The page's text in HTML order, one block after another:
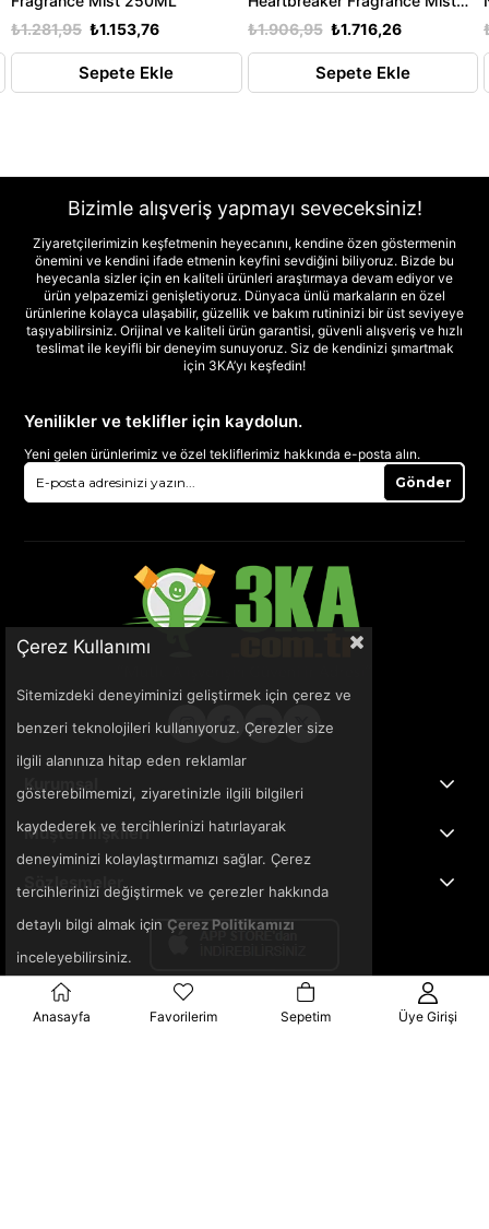
₺1.153,76
₺1.281,95
Sepete Ekle
250ML
₺1.716,26
₺1.906,95
Sepete Ekle
Bizimle alışveriş yapmayı seveceksiniz!
Ziyaretçilerimizin keşfetmenin heyecanını, kendine özen göstermenin
önemini ve kendini ifade etmenin keyfini sevdiğini biliyoruz. Bizde bu
heyecanla sizler için en kaliteli ürünleri araştırmaya devam ediyor ve
ürün yelpazemizi genişletiyoruz. Dünyaca ünlü markaların en özel
ürünlerine kolayca ulaşabilir, güzellik ve bakım rutininizi bir üst seviyeye
taşıyabilirsiniz. Orijinal ve kaliteli ürün garantisi, güvenli alışveriş ve hızlı
teslimat ile keyifli bir deneyim sunuyoruz. Siz de kendinizi şımartmak
için 3KA’yı keşfedin!
Yenilikler ve teklifler için kaydolun.
Yeni gelen ürünlerimiz ve özel tekliflerimiz hakkında e-posta alın.
Gönder
Kurumsal
Müşteri İlişkileri
Sözleşmeler
Çerez Kullanımı
Sitemizdeki deneyiminizi geliştirmek için çerez ve
benzeri teknolojileri kullanıyoruz. Çerezler size
ilgili alanınıza hitap eden reklamlar
gösterebilmemizi, ziyaretinizle ilgili bilgileri
kaydederek ve tercihlerinizi hatırlayarak
deneyiminizi kolaylaştırmamızı sağlar. Çerez
tercihlerinizi değiştirmek ve çerezler hakkında
detaylı bilgi almak için Çerez Politikamızı
inceleyebilirsiniz.
Anasayfa Favorilerim Sepetim Üye Girişi